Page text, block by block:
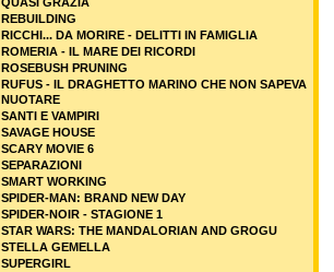
REBUILDING
RICCHI... DA MORIRE - DELITTI IN FAMIGLIA
ROMERIA - IL MARE DEI RICORDI
ROSEBUSH PRUNING
RUFUS - IL DRAGHETTO MARINO CHE NON SAPEVA
NUOTARE
SANTI E VAMPIRI
SAVAGE HOUSE
SCARY MOVIE 6
SEPARAZIONI
SMART WORKING
SPIDER-MAN: BRAND NEW DAY
SPIDER-NOIR - STAGIONE 1
STAR WARS: THE MANDALORIAN AND GROGU
STELLA GEMELLA
SUPERGIRL